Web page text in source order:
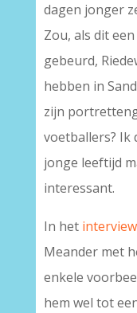
dagen jonger
Zou, als dit
gebeurd,
hebben in
zijn
voetballers? Ik
jonge leeftijd
interessant.
In het interview
Meander met
enkele
hem wel tot